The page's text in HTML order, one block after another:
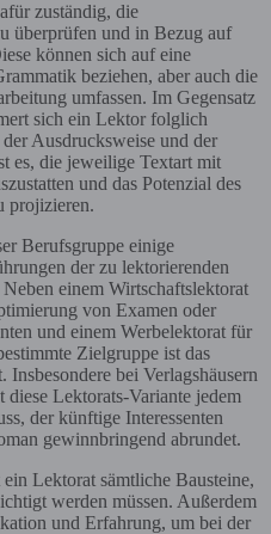
zuständig, die
überprüfen und in Bezug auf
können sich auf eine
beziehen, aber auch die
umfassen. Im Gegensatz
sich ein Lektor folglich
Ausdrucksweise und der
es, die jeweilige Textart mit
und das Potenzial des
projizieren.
Berufsgruppe einige
der zu lektorierenden
einem Wirtschaftslektorat
von Examen oder
und einem Werbelektorat für
Zielgruppe ist das
bei Verlagshäusern
Lektorats-Variante jedem
der künftige Interessenten
gewinnbringend abrundet.
Lektorat sämtliche Bausteine,
werden müssen. Außerdem
und Erfahrung, um bei der